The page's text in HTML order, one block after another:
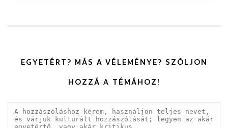
EGYETÉRT? MÁS A VÉLEMÉNYE? SZÓLJON
HOZZÁ A TÉMÁHOZ!